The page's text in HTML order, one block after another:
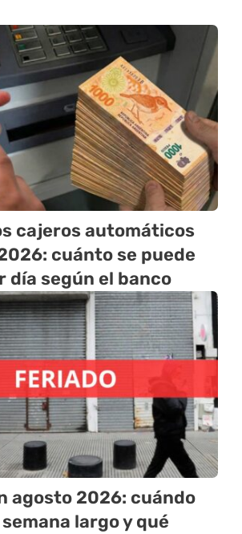
cajeros automáticos
cuánto se puede
día según el banco
agosto 2026: cuándo
largo y qué